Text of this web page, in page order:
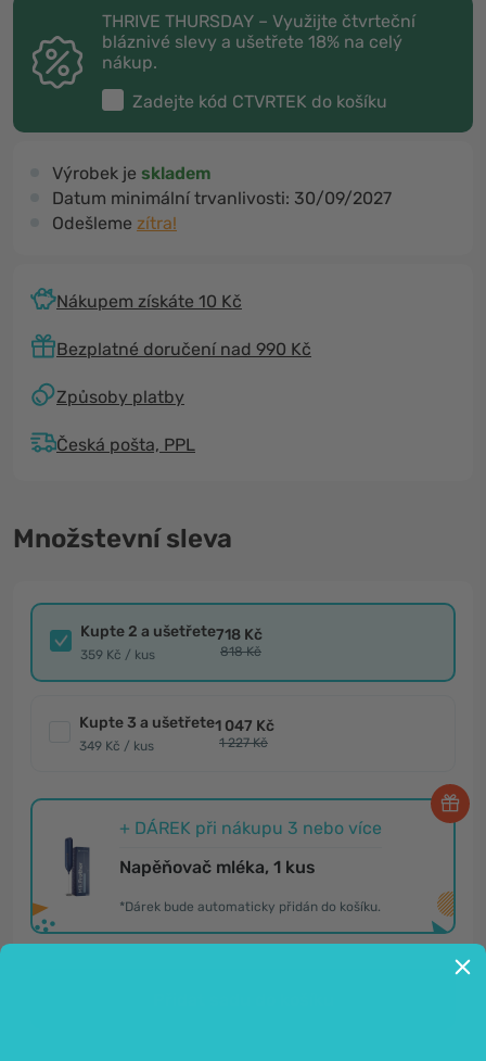
THRIVE THURSDAY – Využijte čtvrteční
bláznivé slevy a ušetřete 18% na celý
nákup.
Zadejte kód CTVRTEK do košíku
Výrobek je skladem
Datum minimální trvanlivosti: 30/09/2027
Odešleme zítra!
Nákupem získáte 10 Kč
Bezplatné doručení nad 990 Kč
Způsoby platby
Česká pošta, PPL
Množstevní sleva
Kupte 2 a ušetřete
359 Kč / kus
718 Kč
818 Kč
Kupte 3 a ušetřete
349 Kč / kus
1 047 Kč
1 227 Kč
+ DÁREK při nákupu 3 nebo více
Napěňovač mléka, 1 kus
*Dárek bude automaticky přidán do košíku.